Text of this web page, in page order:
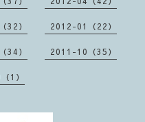
32） 2012-01（22）
34） 2011-10（35）
1）